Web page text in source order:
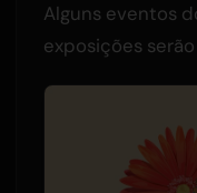
Alguns eventos
exposições